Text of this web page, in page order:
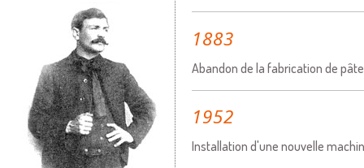
1883
Abandon de la fabrication de
1952
Installation d'une nouvelle